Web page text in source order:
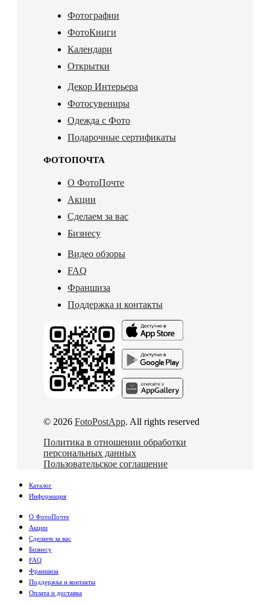
Фотографии
ФотоКниги
Календари
Открытки
Декор Интерьера
Фотосувениры
Одежда с Фото
Подарочные сертификаты
ФОТОПОЧТА
О ФотоПочте
Акции
Сделаем за вас
Бизнесу
Видео обзоры
FAQ
Франшиза
Поддержка и контакты
© 2026 FotoPostApp. All rights reserved
Политика в отношении обработки
персональных данных
Пользовательское соглашение
Каталог
Информация
О ФотоПочте
Акции
Сделаем за вас
Бизнесу
FAQ
Франшиза
Поддержка и контакты
Оплата и доставка